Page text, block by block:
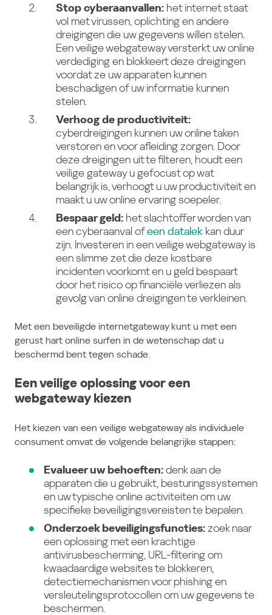
Stop cyberaanvallen: het internet staat
vol met virussen, oplichting en andere
dreigingen die uw gegevens willen stelen.
Een veilige webgateway versterkt uw online
verdediging en blokkeert deze dreigingen
voordat ze uw apparaten kunnen
beschadigen of uw informatie kunnen
stelen.
Verhoog de productiviteit:
cyberdreigingen kunnen uw online taken
verstoren en voor afleiding zorgen. Door
deze dreigingen uit te filteren, houdt een
veilige gateway u gefocust op wat
belangrijk is, verhoogt u uw productiviteit en
maakt u uw online ervaring soepeler.
Bespaar geld: het slachtoffer worden van
een cyberaanval ofeen datalek kan duur
zijn. Investeren in een veilige webgateway is
een slimme zet die deze kostbare
incidenten voorkomt en u geld bespaart
door het risico op financiële verliezen als
gevolg van online dreigingen te verkleinen.
Met een beveiligde internetgateway kunt u met een
gerust hart online surfen in de wetenschap dat u
beschermd bent tegen schade.
Een veilige oplossing voor een
webgateway kiezen
Het kiezen van een veilige webgateway als individuele
consument omvat de volgende belangrijke stappen:
Evalueer uw behoeften:denk aan de
apparaten die u gebruikt, besturingssystemen
en uw typische online activiteiten om uw
specifieke beveiligingsvereisten te bepalen.
Onderzoek beveiligingsfuncties:zoek naar
een oplossing met een krachtige
antivirusbescherming, URL-filtering om
kwaadaardige websites te blokkeren,
detectiemechanismen voor phishing en
versleutelingsprotocollen om uw gegevens te
beschermen.